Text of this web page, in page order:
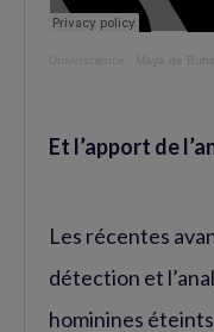
Universcience Maya de Buhan,
Et l’apport de
Les récentes
détection et
hominines